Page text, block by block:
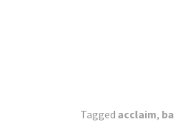
Tagged acclaim,